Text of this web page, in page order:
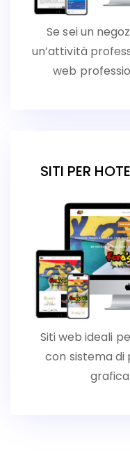
Se sei un
un’attività
web
SITI PER
Siti web ideali
con sistema